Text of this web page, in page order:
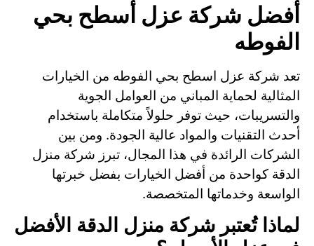
أفضل شركة عزل أسطح بحي
الفوطه
تعد شركة عزل اسطح بحي الفوطه من الخيارات
المثالية لحماية المباني من العوامل الجوية
والتسريبات، حيث توفر حلولاً متكاملة باستخدام
أحدث التقنيات والمواد عالية الجودة. ومن بين
الشركات الرائدة في هذا المجال، تبرز شركة منزل
الدقة كواحدة من أفضل الخيارات بفضل خبرتها
الواسعة وخدماتها المتخصصة.
لماذا تُعتبر شركة منزل الدقة الأفضل